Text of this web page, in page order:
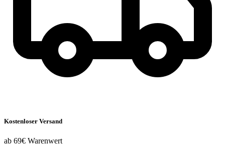
Kostenloser Versand
ab 69€ Warenwert